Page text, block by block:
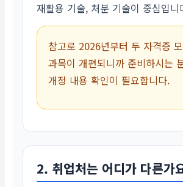
재활용 기술, 처분 기술이 중심입니
참고로 2026년부터 두 자격증
과목이 개편되니까 준비하시는
개정 내용 확인이 필요합니다.
2. 취업처는 어디가 다른가